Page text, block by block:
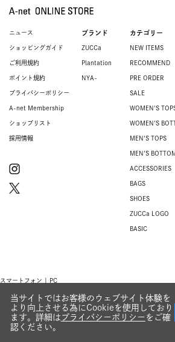
ニュース
ショッピングガイド
ご利用規約
ポイント規約
プライバシーポリシー
A-net Membership
ショップリスト
採用情報
ブランド
ZUCCa
Plantation
NYA-
カテゴリー
NEW ITEMS
RECOMMEND
PRE ORDER
SALE
WOMEN'S
WOMEN'S
MEN'S TOPS
MEN'S
ACCESSORIES
BAGS
SHOES
ZUCCa LOGO
BASIC
スマートフォン | PC
当サイトではお客様のウェブサイト体験を
より向上させる為にCookieを使用しており
ます。詳細は プライバシーポリシー をご確
認ください。